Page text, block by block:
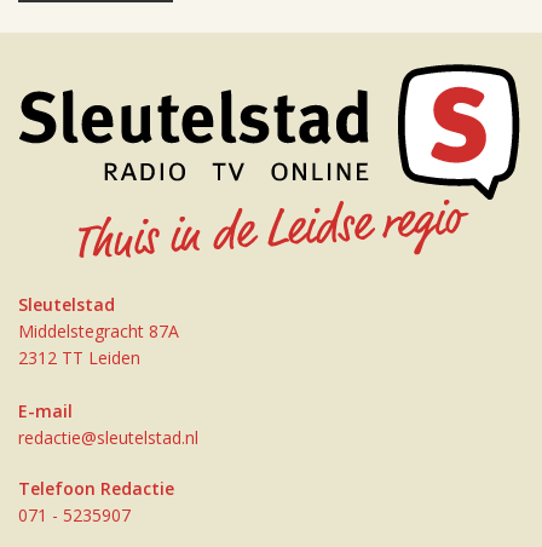
Sleutelstad
Middelstegracht 87A
2312 TT Leiden
E-mail
redactie@sleutelstad.nl
Telefoon Redactie
071 - 5235907